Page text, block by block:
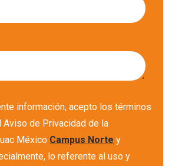
información, acepto los términos
de Privacidad de la
México Campus Norte y
lo referente al uso y